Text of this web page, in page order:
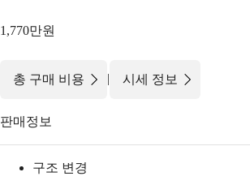
1,770만원
총 구매 비용 | 시세 정보
판매정보
구조 변경